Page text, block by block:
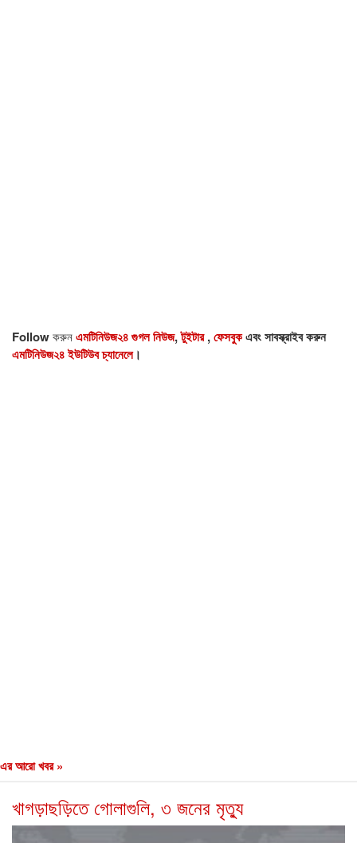
Followকরুনএমটিনিউজ২৪ গুগল নিউজ,টুইটার,ফেসবুকএবং সাবস্ক্রাইব করুন
এমটিনিউজ২৪ ইউটিউব চ্যানেলে।
এর আরো খবর »
খাগড়াছড়িতে গোলাগুলি, ৩ জনের মৃত্যু